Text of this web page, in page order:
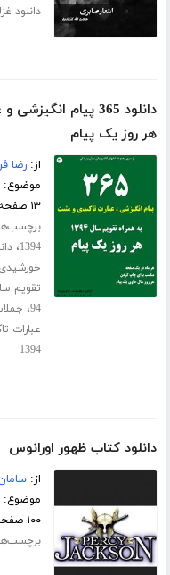
دانلود
هر روز یک پیام
از:رضا
موضوع:
۱۳ صفحه
1394،
خورشیدی
تقویم سال 1394 با فرمت
94،
عبارات
1394
دانلود کتاب ظهور اورانوس
از:
موضوع:
۱۰۰ صفحه